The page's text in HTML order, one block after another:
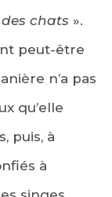
chats ».
peut-être
n’a pas
qu’elle
puis, à
à